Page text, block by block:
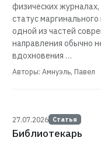
физических
статус
одной из частей
направления обычно
вдохновения …
Авторы: Амнуэль, Павел
27.07.2026 Статья
Библиотекарь